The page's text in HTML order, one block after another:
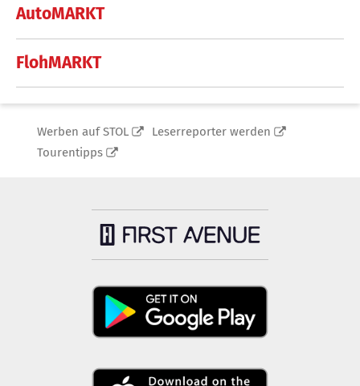
AutoMARKT
FlohMARKT
Werben auf STOL
Leserreporter werden
Tourentipps